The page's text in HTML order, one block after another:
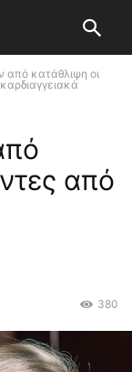
από κατάθλιψη οι
από
380